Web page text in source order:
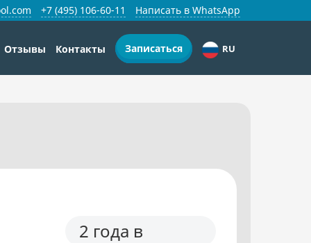
Написать в WhatsApp
+7 (495) 106-60-11
Отзывы Контакты Записаться RU
2 года в